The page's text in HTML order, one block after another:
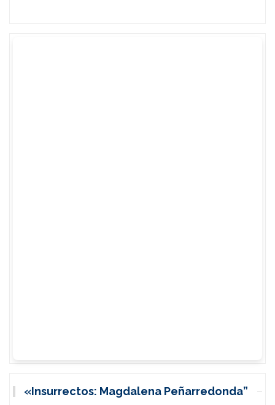
«Insurrectos: Magdalena Peñarredonda”